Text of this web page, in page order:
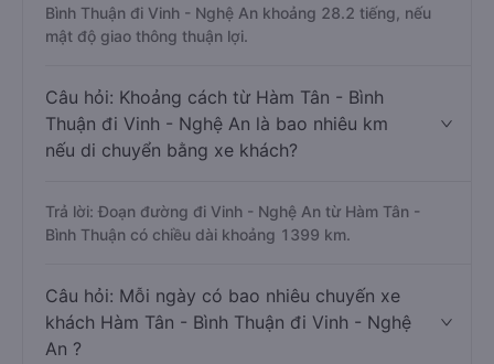
Bình Thuận đi Vinh - Nghệ An khoảng 28.2 tiếng, nếu
mật độ giao thông thuận lợi.
Câu hỏi: Khoảng cách từ Hàm Tân - Bình
Thuận đi Vinh - Nghệ An là bao nhiêu km
nếu di chuyển bằng xe khách?
Trả lời: Đoạn đường đi Vinh - Nghệ An từ Hàm Tân -
Bình Thuận có chiều dài khoảng 1399 km.
Câu hỏi: Mỗi ngày có bao nhiêu chuyến xe
khách Hàm Tân - Bình Thuận đi Vinh - Nghệ
An ?